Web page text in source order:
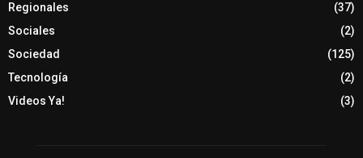
Regionales
(37)
Sociales
(2)
Sociedad
(125)
Tecnología
(2)
Videos Ya!
(3)